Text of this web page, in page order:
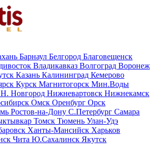
Барнаул Белгород Благовещенск
Владикавказ Волгоград Воронеж
Казань Калининград Кемерово
Курск Магнитогорск Мин.Воды
Н. Новгород Нижневартовск Нижнекамск
Омск Оренбург Орск
Ростов-на-Дону С.Петербург Самара
Томск Тюмень Улан-Удэ
Ханты-Мансийск Харьков
Чита Ю.Сахалинск Якутск